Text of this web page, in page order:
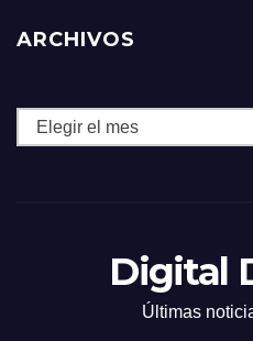
ARCHIVOS
Archivos
Digital
Últimas